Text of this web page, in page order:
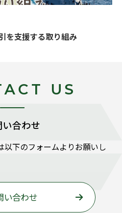
を支援する取り組み
US
い合わせ
以下のフォームよりお願いし
い合わせ